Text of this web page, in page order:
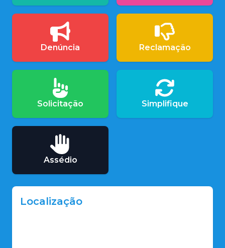
Denúncia Reclamação
Solicitação Simplifique
Assédio
Localização